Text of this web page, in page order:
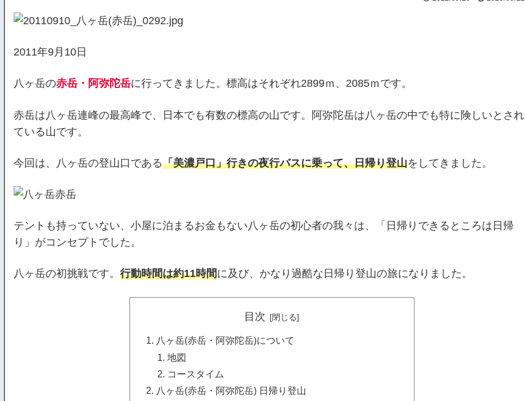
2011年9月10日
八ヶ岳の赤岳・阿弥陀岳に行ってきました。標高はそれぞれ2899ｍ、2085ｍです。
赤岳は八ヶ岳連峰の最高峰で、日本でも有数の標高の山です。阿弥陀岳は八ヶ岳の中でも特に険しいとされ
ている山です。
今回は、八ヶ岳の登山口である「美濃戸口」行きの夜行バスに乗って、日帰り登山をしてきました。
テントも持っていない、小屋に泊まるお金もない八ヶ岳の初心者の我々は、「日帰りできるところは日帰
り」がコンセプトでした。
八ヶ岳の初挑戦です。 行動時間は約11時間に及び、かなり過酷な日帰り登山の旅になりました。
目次
八ヶ岳(赤岳・阿弥陀岳)について
地図
コースタイム
八ヶ岳(赤岳・阿弥陀岳) 日帰り登山